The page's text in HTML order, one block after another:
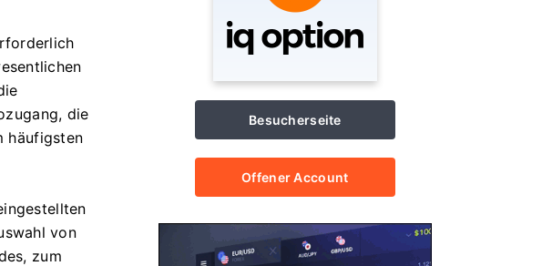
die
häufigsten
von
zum
Besucherseite
Offener Account